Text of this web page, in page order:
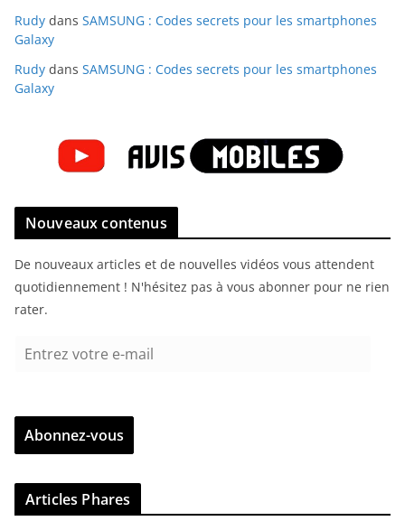
Rudy dans SAMSUNG : Codes secrets pour les smartphones
Galaxy
Rudy dans SAMSUNG : Codes secrets pour les smartphones
Galaxy
Nouveaux contenus
De nouveaux articles et de nouvelles vidéos vous attendent
quotidiennement ! N'hésitez pas à vous abonner pour ne rien
rater.
r
z
v
Abonnez-vous
Articles Phares